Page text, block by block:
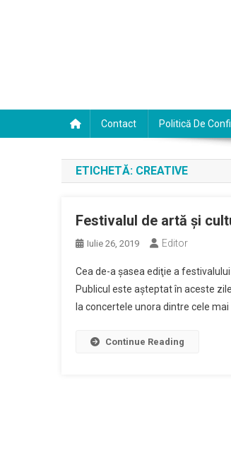
Contact Politică De
ETICHETĂ: CREATIVE
Festivalul de artă şi
Iulie 26, 2019 Editor
Cea de-a şasea ediţie a
Publicul este aşteptat în aceste
la concertele unora dintre cele
Continue Reading